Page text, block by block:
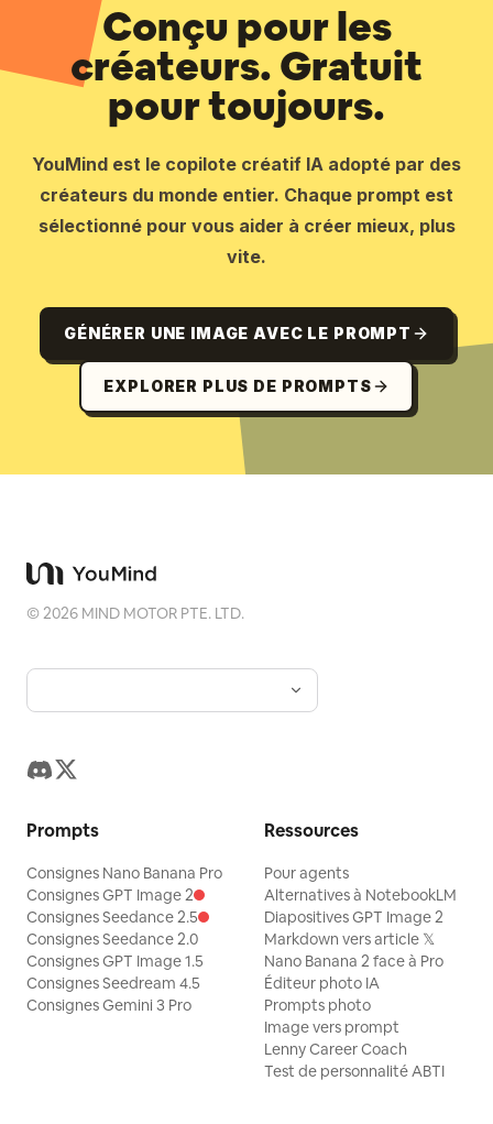
Conçu pour les
créateurs. Gratuit
pour toujours.
YouMind est le copilote créatif IA adopté par des
créateurs du monde entier. Chaque prompt est
sélectionné pour vous aider à créer mieux, plus
vite.
GÉNÉRER UNE IMAGE AVEC LE PROMPT
EXPLORER PLUS DE PROMPTS
©2026 MIND MOTOR PTE. LTD.
Prompts
Consignes Nano Banana Pro
Consignes GPT Image 2
Consignes Seedance 2.5
Consignes Seedance 2.0
Consignes GPT Image 1.5
Consignes Seedream 4.5
Consignes Gemini 3 Pro
Ressources
Pour agents
Alternatives à NotebookLM
Diapositives GPT Image 2
Markdown vers article 𝕏
Nano Banana 2 face à Pro
Éditeur photo IA
Prompts photo
Image vers prompt
Lenny Career Coach
Test de personnalité ABTI